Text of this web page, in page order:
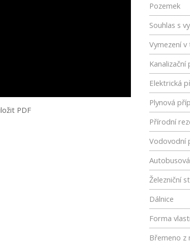
PDF
Pozemek
Souhlas s
Vymezení v
Kanalizační
Elektrická
Plynová
Přírodní
Vodovodní
Železniční
Dálnice
Forma
Břemeno z